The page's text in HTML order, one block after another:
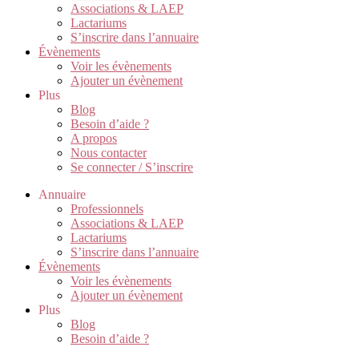
Associations & LAEP
Lactariums
S’inscrire dans l’annuaire
Évènements
Voir les évènements
Ajouter un évènement
Plus
Blog
Besoin d’aide ?
A propos
Nous contacter
Se connecter / S’inscrire
Annuaire
Professionnels
Associations & LAEP
Lactariums
S’inscrire dans l’annuaire
Évènements
Voir les évènements
Ajouter un évènement
Plus
Blog
Besoin d’aide ?